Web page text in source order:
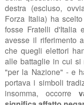
destra (escluso,
Forza Italia) ha
fosse Fratelli d'Italia
avesse il riferimento
che quegli elettori
alle battaglie in cui si
"per la Nazione" - e
portava i simboli
insomma, occorre